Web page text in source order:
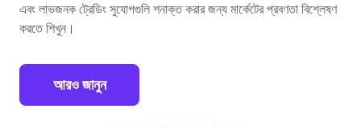
এবং লাভজনক ট্রেডিং সুযোগগুলি শনাক্ত করার জন্য মার্কেটের প্রবণতা বিশ্লেষণ
করতে শিখুন।
আরও জানুন